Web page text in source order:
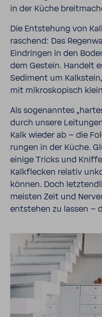
in der Küche
Die Entste­hung von
ra­schend: Das
Eindringen in den
dem Gestein. Handelt
Sedi­ment um
mit mikro­sko­pisch
Als soge­nanntes
durch unsere
Kalk wieder ab – die
rungen in der Küche.
einige Tricks und
Kalk­fle­cken relativ
können. Doch
meisten Zeit und
entstehen zu lassen –